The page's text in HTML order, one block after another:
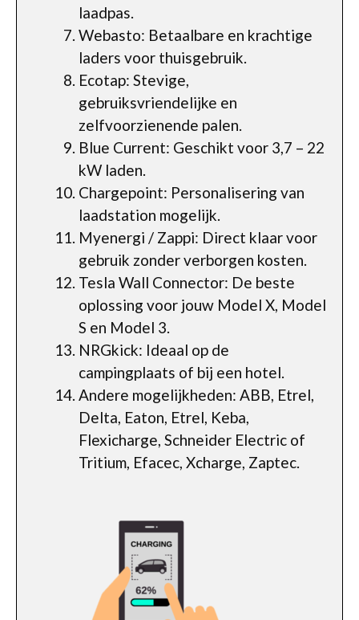
laadpas.
Webasto: Betaalbare en krachtige
laders voor thuisgebruik.
Ecotap: Stevige,
gebruiksvriendelijke en
zelfvoorzienende palen.
Blue Current: Geschikt voor 3,7 – 22
kW laden.
Chargepoint: Personalisering van
laadstation mogelijk.
Myenergi / Zappi: Direct klaar voor
gebruik zonder verborgen kosten.
Tesla Wall Connector: De beste
oplossing voor jouw Model X, Model
S en Model 3.
NRGkick: Ideaal op de
campingplaats of bij een hotel.
Andere mogelijkheden: ABB, Etrel,
Delta, Eaton, Etrel, Keba,
Flexicharge, Schneider Electric of
Tritium, Efacec, Xcharge, Zaptec.